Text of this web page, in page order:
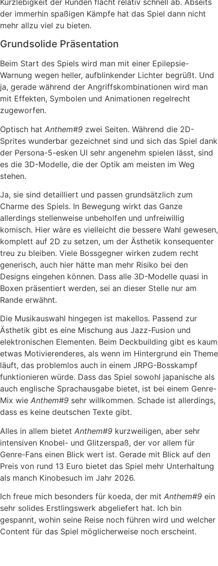
der immerhin spaßigen Kämpfe hat das Spiel dann nicht
mehr allzu viel zu bieten.
Grundsolide Präsentation
Beim Start des Spiels wird man mit einer Epilepsie-
Warnung wegen heller, aufblinkender Lichter begrüßt. Und
ja, gerade während der Angriffskombinationen wird man
mit Effekten, Symbolen und Animationen regelrecht
zugeworfen.
Optisch hat Anthem#9 zwei Seiten. Während die 2D-
Sprites wunderbar gezeichnet sind und sich das Spiel dank
der Persona-5-esken UI sehr angenehm spielen lässt, sind
es die 3D-Modelle, die der Optik am meisten im Weg
stehen.
Ja, sie sind detailliert und passen grundsätzlich zum
Charme des Spiels. In Bewegung wirkt das Ganze
allerdings stellenweise unbeholfen und unfreiwillig
komisch. Hier wäre es vielleicht die bessere Wahl gewesen,
komplett auf 2D zu setzen, um der Ästhetik konsequenter
treu zu bleiben. Viele Bossgegner wirken zudem recht
generisch, auch hier hätte man mehr Risiko bei den
Designs eingehen können. Dass alle 3D-Modelle quasi in
Boxen präsentiert werden, sei an dieser Stelle nur am
Rande erwähnt.
Die Musikauswahl hingegen ist makellos. Passend zur
Ästhetik gibt es eine Mischung aus Jazz-Fusion und
elektronischen Elementen. Beim Deckbuilding gibt es kaum
etwas Motivierenderes, als wenn im Hintergrund ein Theme
läuft, das problemlos auch in einem JRPG-Bosskampf
funktionieren würde. Dass das Spiel sowohl japanische als
auch englische Sprachausgabe bietet, ist bei einem Genre-
Mix wie Anthem#9 sehr willkommen. Schade ist allerdings,
dass es keine deutschen Texte gibt.
Alles in allem bietet Anthem#9 kurzweiligen, aber sehr
intensiven Knobel- und Glitzerspaß, der vor allem für
Genre-Fans einen Blick wert ist. Gerade mit Blick auf den
Preis von rund 13 Euro bietet das Spiel mehr Unterhaltung
als manch Kinobesuch im Jahr 2026.
Ich freue mich besonders für koeda, der mit Anthem#9 ein
sehr solides Erstlingswerk abgeliefert hat. Ich bin
gespannt, wohin seine Reise noch führen wird und welcher
Content für das Spiel möglicherweise noch erscheint.